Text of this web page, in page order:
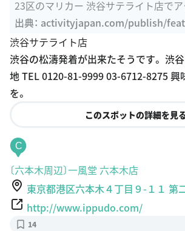
23区のマリカー 渋谷サテライト店で
験を予約 ...
出典： activityjapan.com/publish/
渋谷サテライト店
渋谷の松濤発着が出来たそうです。 渋
地 TEL 0120-81-9999 03-6712-8275 興
を。
このスポットの詳細を見
C
〔六本木周辺〕一風堂 六本木店
東京都港区六本木４丁目９-１１ 第
http://www.ippudo.com/
14